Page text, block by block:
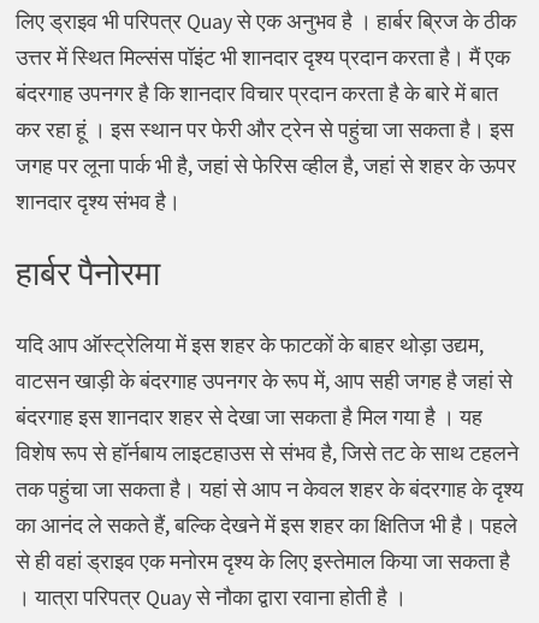
लिए ड्राइव भी परिपत्र Quay से एक अनुभव है । हार्बर ब्रिज के ठीक
उत्तर में स्थित मिल्संस पॉइंट भी शानदार दृश्य प्रदान करता है। मैं एक
बंदरगाह उपनगर है कि शानदार विचार प्रदान करता है के बारे में बात
कर रहा हूं । इस स्थान पर फेरी और ट्रेन से पहुंचा जा सकता है। इस
जगह पर लूना पार्क भी है, जहां से फेरिस व्हील है, जहां से शहर के ऊपर
शानदार दृश्य संभव है।
हार्बर पैनोरमा
यदि आप ऑस्ट्रेलिया में इस शहर के फाटकों के बाहर थोड़ा उद्यम,
वाटसन खाड़ी के बंदरगाह उपनगर के रूप में, आप सही जगह है जहां से
बंदरगाह इस शानदार शहर से देखा जा सकता है मिल गया है । यह
विशेष रूप से हॉर्नबाय लाइटहाउस से संभव है, जिसे तट के साथ टहलने
तक पहुंचा जा सकता है। यहां से आप न केवल शहर के बंदरगाह के दृश्य
का आनंद ले सकते हैं, बल्कि देखने में इस शहर का क्षितिज भी है। पहले
से ही वहां ड्राइव एक मनोरम दृश्य के लिए इस्तेमाल किया जा सकता है
। यात्रा परिपत्र Quay से नौका द्वारा रवाना होती है ।